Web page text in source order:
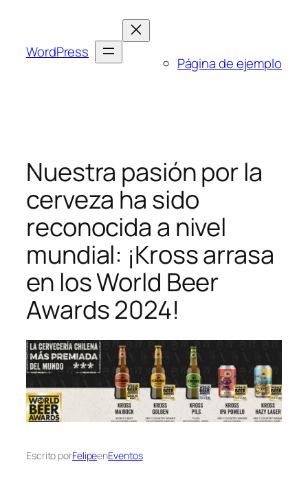
contenido
WordPress
Página de ejemplo
Nuestra pasión por la
cerveza ha sido
reconocida a nivel
mundial: ¡Kross arrasa
en los World Beer
Awards 2024!
Escrito porFelipeenEventos